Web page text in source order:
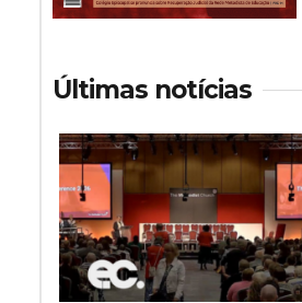
Últimas notícias